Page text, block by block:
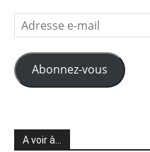
Adresse
e-
mail
Abonnez-vous
A voir à…